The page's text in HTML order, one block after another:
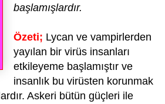
başlamışlardır.
Özeti; Lycan ve vampirlerden
yayılan bir virüs insanları
etkileyeme başlamıştır ve
insanlık bu virüsten korunmak
Askeri bütün güçleri ile